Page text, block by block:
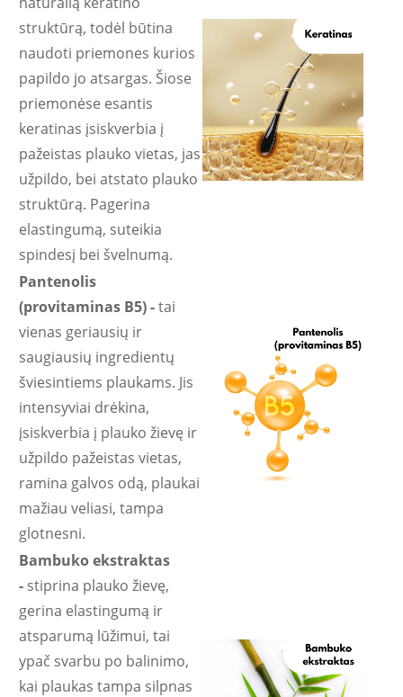
struktūrą, todėl būtina
naudoti priemones kurios
papildo jo atsargas. Šiose
priemonėse esantis
keratinas įsiskverbia į
pažeistas plauko vietas, jas
užpildo, bei atstato plauko
struktūrą. Pagerina
elastingumą, suteikia
spindesį bei švelnumą.
Pantenolis
(provitaminas B5) -tai
vienas geriausių ir
saugiausių ingredientų
šviesintiems plaukams. Jis
intensyviai drėkina,
įsiskverbia į plauko žievę ir
užpildo pažeistas vietas,
ramina galvos odą, plaukai
mažiau veliasi, tampa
glotnesni.
Bambuko ekstraktas
- stiprina plauko žievę,
gerina elastingumą ir
atsparumą lūžimui, tai
ypač svarbu po balinimo,
kai plaukas tampa silpnas